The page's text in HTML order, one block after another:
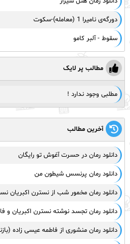
دورگه‌ی نامیرا 1 (معامله)-سکوت
سقوط - آلبر کامو
مطالب پر لایک
مطلبی وجود ندارد !
آخرین مطالب
دانلود رمان در حسرت آغوش تو رایگان
دانلود رمان پرنسس شیطون من
دانلود رمان مخمور شب از نسترن اکبریان
دانلود رمان تجسد نوشته نسترن اکبریان و
دانلود رمان منشوری از فاطمه عیسی زاده